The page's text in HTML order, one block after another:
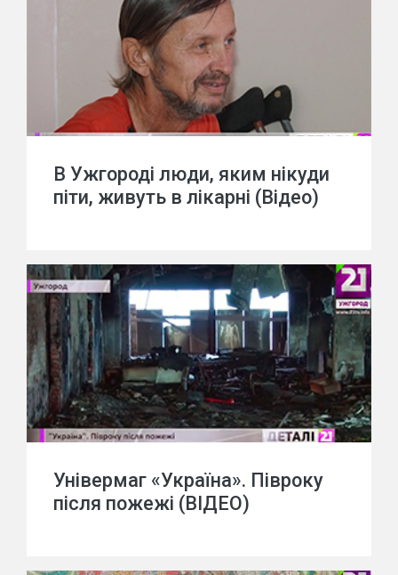
В Ужгороді люди, яким нікуди
піти, живуть в лікарні (Відео)
Універмаг «Україна». Півроку
після пожежі (ВІДЕО)